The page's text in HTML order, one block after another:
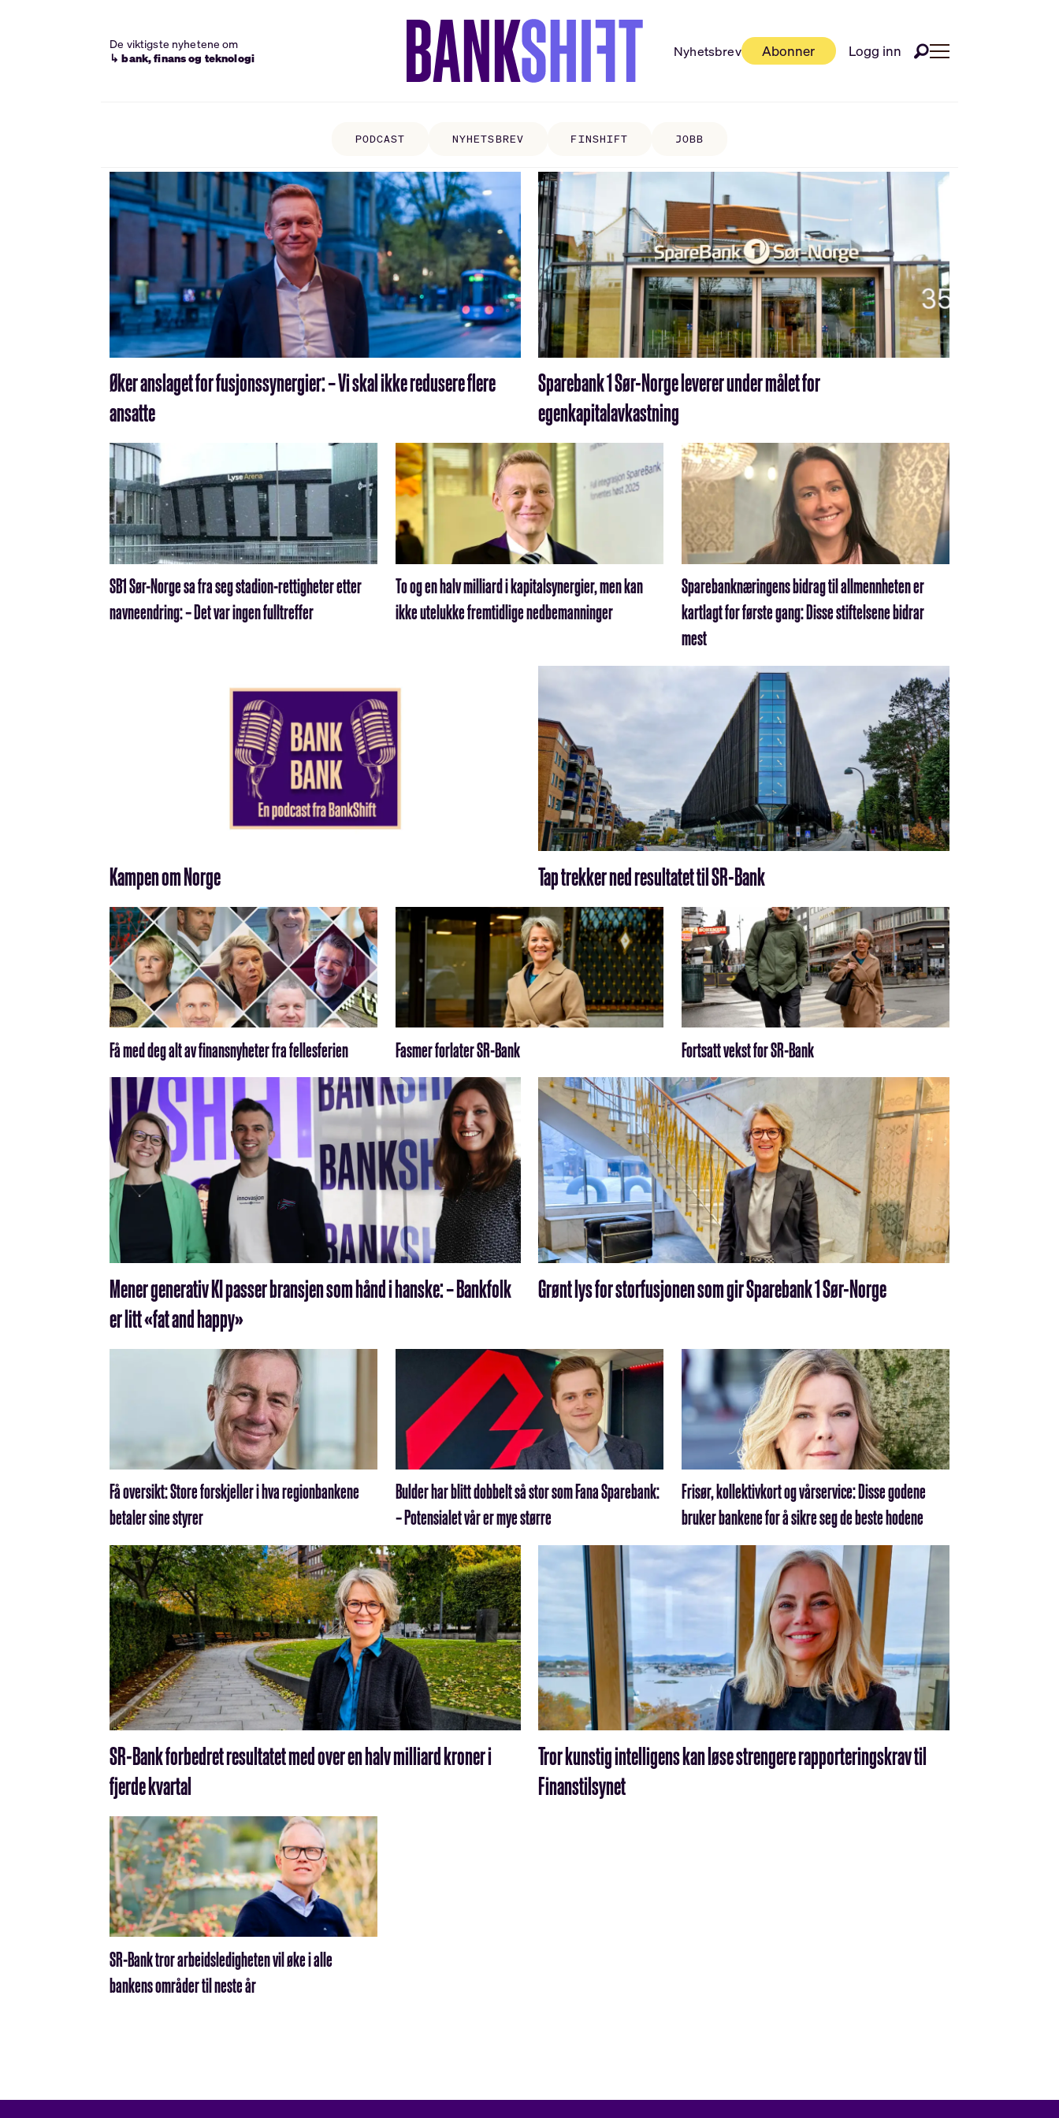
De viktigste nyhetene om
↳ bank, finans og teknologi
Nyhetsbrev Abonner Logg inn
PODCAST NYHETSBREV FINSHIFT JOBB
Øker anslaget for fusjonssynergier: – Vi skal ikke redusere flere
ansatte
Sparebank 1 Sør-Norge leverer under målet for
egenkapitalavkastning
SB1 Sør-Norge sa fra seg stadion-rettigheter etter
navneendring: – Det var ingen fulltreffer
To og en halv milliard i kapitalsynergier, men kan
ikke utelukke fremtidlige nedbemanninger
Sparebanknæringens bidrag til allmennheten er
kartlagt for første gang: Disse stiftelsene bidrar
mest
Kampen om Norge Tap trekker ned resultatet til SR-Bank
Få med deg alt av finansnyheter fra fellesferien Fasmer forlater SR-Bank Fortsatt vekst for SR-Bank
Mener generativ KI passer bransjen som hånd i hanske: – Bankfolk
er litt «fat and happy»
Grønt lys for storfusjonen som gir Sparebank 1 Sør-Norge
Få oversikt: Store forskjeller i hva regionbankene
betaler sine styrer
Bulder har blitt dobbelt så stor som Fana Sparebank:
– Potensialet vår er mye større
Frisør, kollektivkort og vårservice: Disse godene
bruker bankene for å sikre seg de beste hodene
SR-Bank forbedret resultatet med over en halv milliard kroner i
fjerde kvartal
Tror kunstig intelligens kan løse strengere rapporterings­krav til
Finanstilsynet
SR-Bank tror arbeidsledigheten vil øke i alle
bankens områder til neste år